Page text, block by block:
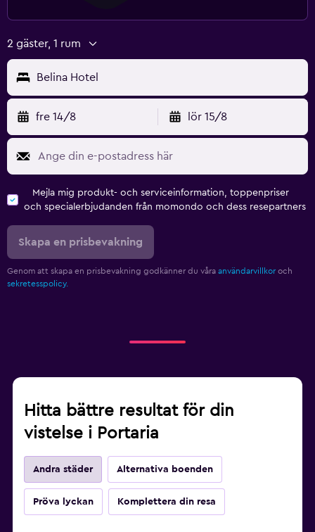
2 gäster, 1 rum
Belina Hotel
fre 14/8 lör 15/8
Mejla mig produkt- och serviceinformation, toppenpriser
och specialerbjudanden från momondo och dess resepartners
Skapa en prisbevakning
Genom att skapa en prisbevakning godkänner du våra användarvillkor och
sekretesspolicy.
Hitta bättre resultat för din
vistelse i Portaria
Andra städer Alternativa boenden
Pröva lyckan Komplettera din resa